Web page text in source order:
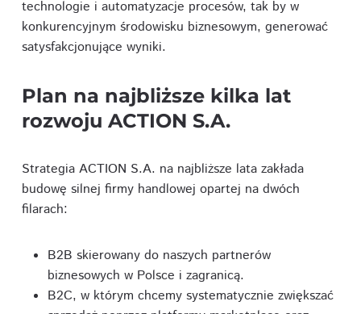
technologie i automatyzacje procesów, tak by w
konkurencyjnym środowisku biznesowym, generować
satysfakcjonujące wyniki.
Plan na najbliższe kilka lat
rozwoju ACTION S.A.
Strategia ACTION S.A. na najbliższe lata zakłada
budowę silnej firmy handlowej opartej na dwóch
filarach:
B2B skierowany do naszych partnerów
biznesowych w Polsce i zagranicą.
B2C, w którym chcemy systematycznie zwiększać